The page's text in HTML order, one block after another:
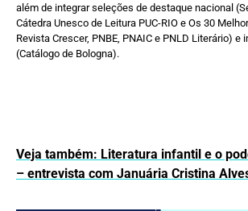
além de integrar seleções de destaque nacional
Cátedra Unesco de Leitura PUC-RIO e Os 30
Revista Crescer, PNBE, PNAIC e PNLD Literário) e
(Catálogo de Bologna).
Veja também: Literatura infantil e o
– entrevista com Januária Cristina